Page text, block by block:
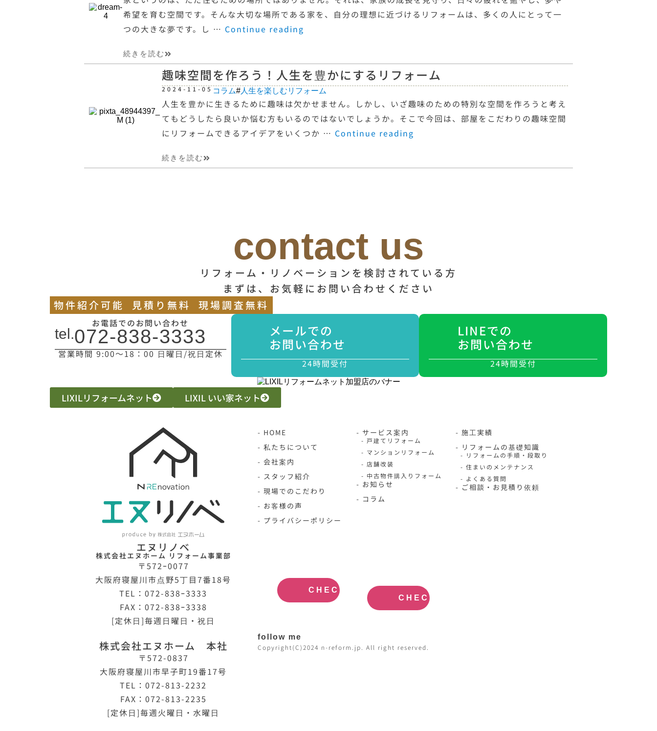
希望を育む空間です。そんな大切な場所である家を、自分の理想に近づけるリフォームは、多くの人にとって一
つの大きな夢です。し … Continue reading
続きを読む
趣味空間を作ろう！人生を豊かにするリフォーム
2024-11-05コラム#人生を楽しむリフォーム
人生を豊かに生きるために趣味は欠かせません。しかし、いざ趣味のための特別な空間を作ろうと考え
てもどうしたら良いか悩む方もいるのではないでしょうか。そこで今回は、部屋をこだわりの趣味空間
にリフォームできるアイデアをいくつか … Continue reading
続きを読む
contact us
リフォーム・リノベーションを検討されている方
まずは、お気軽にお問い合わせください
物件紹介可能
見積り無料 現場調査無料
お電話でのお問い合わせ
tel.072-838-3333
営業時間 9:00〜18：00 日曜日/祝日定休
メールでの
お問い合わせ
24時間受付
LINEでの
お問い合わせ
24時間受付
LIXILリフォームネット LIXIL いい家ネット
エヌリノベ
株式会社エヌホーム リフォーム事業部
〒572ｰ0077
大阪府寝屋川市点野5丁目7番18号
TEL：072-838ｰ3333
FAX：072-838ｰ3338
[定休日]毎週日曜日・祝日
株式会社エヌホーム 本社
〒572-0837
大阪府寝屋川市早子町19番17号
TEL：072-813-2232
FAX：072-813-2235
[定休日]毎週火曜日・水曜日
- HOME
- 私たちについて
- 会社案内
- スタッフ紹介
- 現場でのこだわり
- お客様の声
- プライバシーポリシー
- サービス案内
- 戸建てリフォーム
- マンションリフォーム
- 店舗改装
- 中古物件購入りフォーム
- お知らせ
- コラム
- 施工実績
- リフォームの基礎知識
- リフォームの手順・段取り
- 住まいのメンテナンス
- よくある質問
- ご相談・お見積り依頼
CHECK
CHECK
follow me
Copyright(C)2024 n-reform.jp. All right reserved.